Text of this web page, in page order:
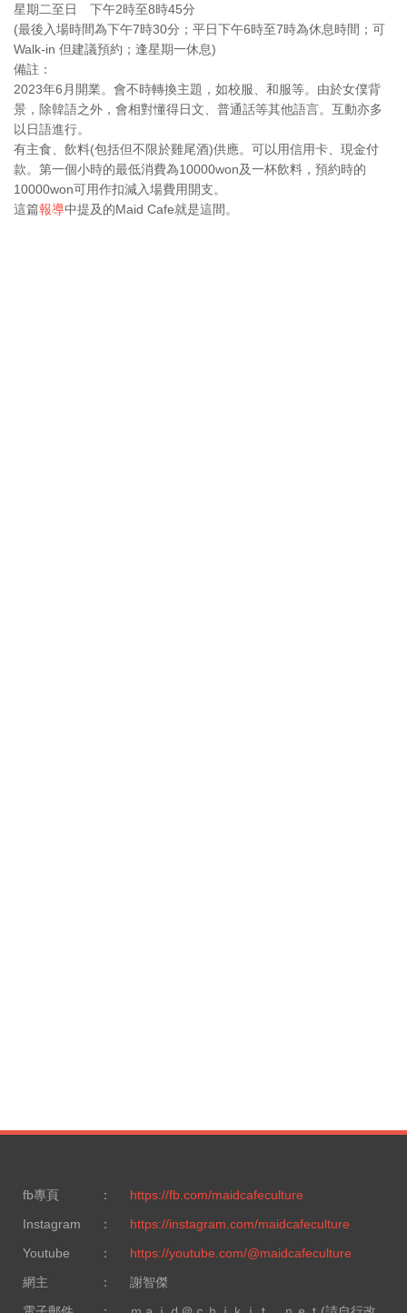
星期二至日 下午2時至8時45分
(最後入場時間為下午7時30分；平日下午6時至7時為休息時間；可
Walk-in 但建議預約；逢星期一休息)
備註：
2023年6月開業。會不時轉換主題，如校服、和服等。由於女僕背
景，除韓語之外，會相對懂得日文、普通話等其他語言。互動亦多
以日語進行。
有主食、飲料(包括但不限於雞尾酒)供應。可以用信用卡、現金付
款。第一個小時的最低消費為10000won及一杯飲料，預約時的
10000won可用作扣減入場費用開支。
這篇報導中提及的Maid Cafe就是這間。
fb專頁 ：
https://fb.com/maidcafeculture
Instagram
：
https://instagram.com/maidcafeculture
Youtube
：
https://youtube.com/@maidcafeculture
網主
：
謝智傑